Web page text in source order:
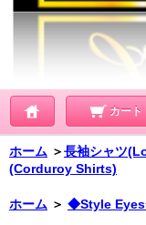
カート
ホーム ＞長袖シャツ
(Corduroy Shirts)
ホーム ＞ ◆Style